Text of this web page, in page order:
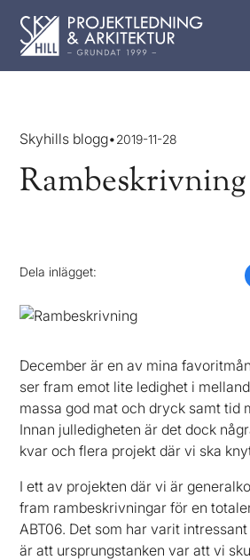
Skyhills blogg•2019-11-28
Rambeskrivning
Dela inlägget:
December är en av mina
ser fram emot lite ledighet i
massa god mat och dryck samt tid
Innan julledigheten är det dock
kvar och flera projekt där vi ska
I ett av projekten där vi är
fram rambeskrivningar för en
ABT06. Det som har varit
är att ursprungstanken var att vi